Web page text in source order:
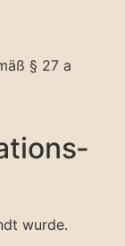
§ 27 a
wurde.